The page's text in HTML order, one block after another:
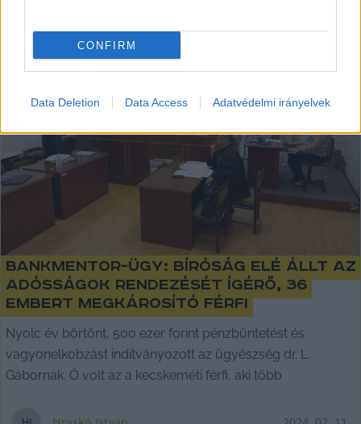
CONFIRM
Data Deletion Data Access Adatvédelmi irányelvek
Bankmentor-ügy: bíróság elé állt az
adósságok rendezését ígérő, 36
embert megkárosító férfi
Nyolc év börtönt, 500 ezer forint pénzbüntetést és
vagyonelkobzást indítványozott az ügyészség dr. L.
Gábornak. Ő volt az a kecskeméti férfi, aki több